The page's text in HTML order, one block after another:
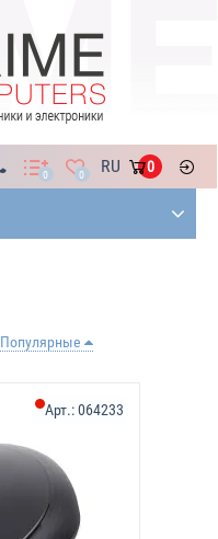
0 0 RU 0
Популярные
Арт.:064233